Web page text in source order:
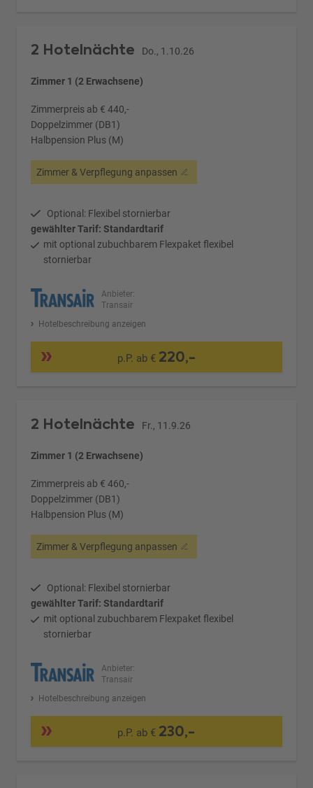
2 Hotelnächte Do., 1.10.26
Zimmer 1 (2 Erwachsene)
Zimmerpreis ab € 440,-
Doppelzimmer (DB1)
Halbpension Plus (M)
Zimmer & Verpflegung anpassen
Optional: Flexibel stornierbar
gewählter Tarif: Standardtarif
mit optional zubuchbarem Flexpaket flexibel
stornierbar
Anbieter:
Transair
Hotelbeschreibung anzeigen
p.P. ab € 220,-
2 Hotelnächte Fr., 11.9.26
Zimmer 1 (2 Erwachsene)
Zimmerpreis ab € 460,-
Doppelzimmer (DB1)
Halbpension Plus (M)
Zimmer & Verpflegung anpassen
Optional: Flexibel stornierbar
gewählter Tarif: Standardtarif
mit optional zubuchbarem Flexpaket flexibel
stornierbar
Anbieter:
Transair
Hotelbeschreibung anzeigen
p.P. ab € 230,-